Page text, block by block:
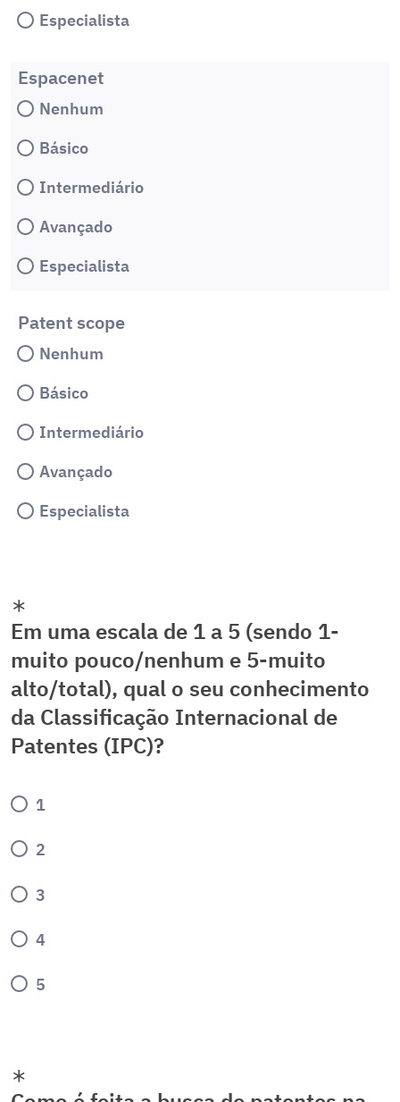
Especialista
Espacenet
Nenhum
Básico
Intermediário
Avançado
Especialista
Patent scope
Nenhum
Básico
Intermediário
Avançado
Especialista
Em uma escala de 1 a 5 (sendo 1-
muito pouco/nenhum e 5-muito
alto/total), qual o seu conhecimento
da Classificação Internacional de
Patentes (IPC)?
1
2
3
4
5